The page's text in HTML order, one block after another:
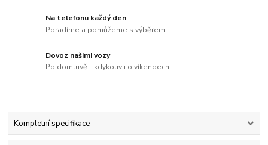
Na telefonu každý den
Poradíme a pomůžeme s výběrem
Dovoz našimi vozy
Po domluvě - kdykoliv i o víkendech
Kompletní specifikace